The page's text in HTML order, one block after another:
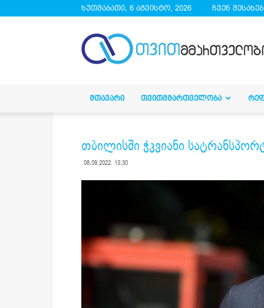
ხუთშაბათი, 6 აგვისტო, 2026 ჩვენ შესახებ
ᲛᲗᲐᲕᲐᲠᲘ ᲗᲕᲘᲗᲛᲛᲐᲠᲗᲕᲔᲚᲝᲑᲐ
თბილისში ჭკვიანი
08.09.2022. 13:30